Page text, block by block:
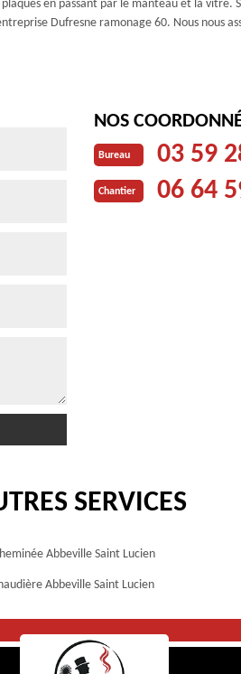
en passant par le manteau et la vitre.
Dufresne ramonage 60. Nous nous
NOS
Bureau 03 59
Chantier 06 64
SERVICES
Abbeville Saint Lucien
Abbeville Saint Lucien